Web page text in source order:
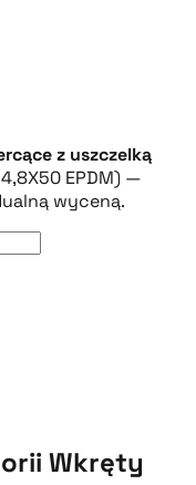
z uszczelką
4,8X50 EPDM) —
wyceną.
Wkręty